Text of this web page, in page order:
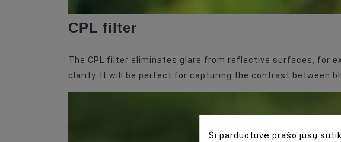
CPL filter
The CPL filter eliminates glare from reflective surfaces, for
clarity. It will be perfect for capturing the contrast between
Ši parduotuvė prašo jūsų